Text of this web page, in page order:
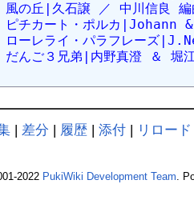
丘|久石譲 ／ 中川信良 編
カート・ポルカ|Johann
レライ・パラフレーズ
３兄弟|内野真澄 ＆ 堀江
| 差分 | 履歴 | 添付 | リロード
2022 PukiWiki Development Team.